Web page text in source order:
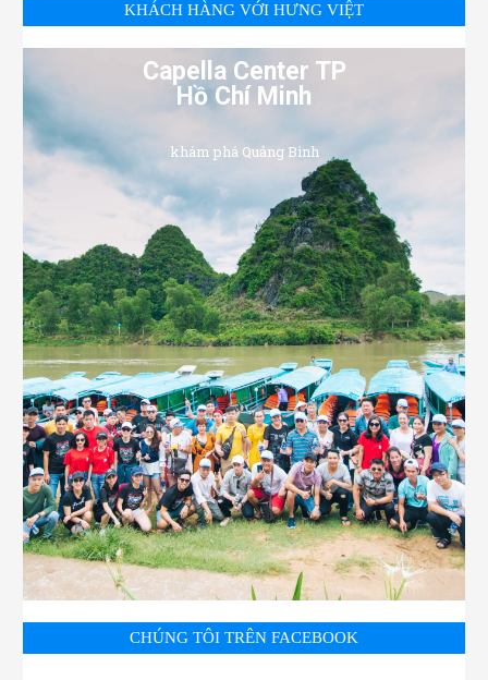
KHÁCH HÀNG VỚI HƯNG VIỆT
Capella Center TP
Hồ Chí Minh
khám phá Quảng Bình
CHÚNG TÔI TRÊN FACEBOOK